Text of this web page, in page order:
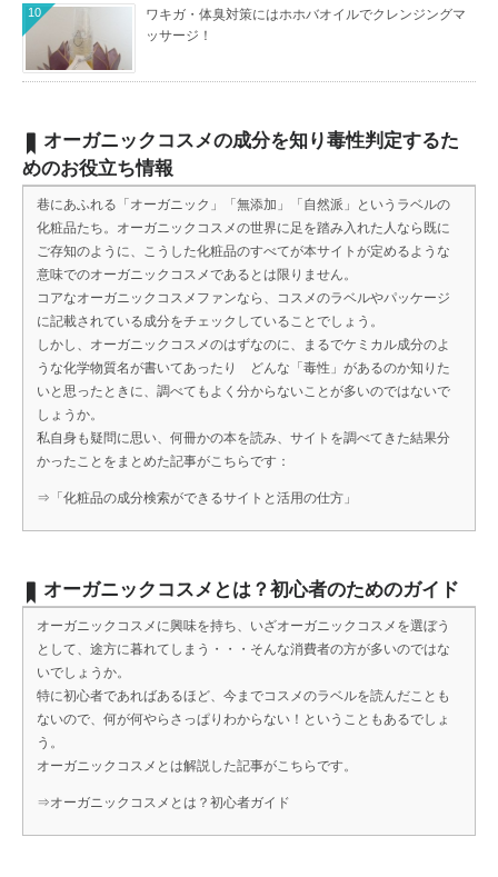
ワキガ・体臭対策にはホホバオイルでクレンジングマ
ッサージ！
10
オーガニックコスメの成分を知り毒性判定するた
めのお役立ち情報
巷にあふれる「オーガニック」「無添加」「自然派」というラベルの
化粧品たち。オーガニックコスメの世界に足を踏み入れた人なら既に
ご存知のように、こうした化粧品のすべてが本サイトが定めるような
意味でのオーガニックコスメであるとは限りません。
コアなオーガニックコスメファンなら、コスメのラベルやパッケージ
に記載されている成分をチェックしていることでしょう。
しかし、オーガニックコスメのはずなのに、まるでケミカル成分のよ
うな化学物質名が書いてあったり どんな「毒性」があるのか知りた
いと思ったときに、調べてもよく分からないことが多いのではないで
しょうか。
私自身も疑問に思い、何冊かの本を読み、サイトを調べてきた結果分
かったことをまとめた記事がこちらです：
⇒ 「化粧品の成分検索ができるサイトと活用の仕方」
オーガニックコスメとは？初心者のためのガイド
オーガニックコスメに興味を持ち、いざオーガニックコスメを選ぼう
として、途方に暮れてしまう・・・そんな消費者の方が多いのではな
いでしょうか。
特に初心者であればあるほど、今までコスメのラベルを読んだことも
ないので、何が何やらさっぱりわからない！ということもあるでしょ
う。
オーガニックコスメとは解説した記事がこちらです。
⇒オーガニックコスメとは？初心者ガイド